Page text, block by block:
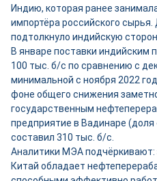
Индию, которая ранее
импортёра российского
подтолкнуло индийскую
В январе поставки индийским
100 тыс. б/с по сравнению с
минимальной с ноября 2022
фоне общего снижения
государственным
предприятие в Вадинаре
составил 310 тыс. б/с.
Аналитики МЭА
Китай обладает